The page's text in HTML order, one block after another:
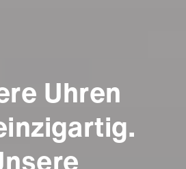
Uhren